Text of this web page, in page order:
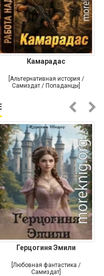
Камарадас
[Альтернативная история /
Самиздат / Попаданцы]
Герцогиня Эмили
[Любовная фантастика /
Самиздат]